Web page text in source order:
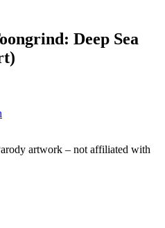
Deep Sea
artwork – not affiliated with